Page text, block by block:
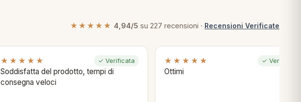
★★★★★ 4,94/5 su 227 recensioni · Recensioni Verificate
★★★★★ ✓ Verificata
Soddisfatta del prodotto, tempi di
consegna veloci
★★★★★ ✓ Verificata
Ottimi